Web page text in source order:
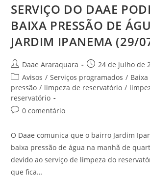
SERVIÇO DO DAAE
BAIXA PRESSÃO DE
JARDIM IPANEMA (29/
Daae Araraquara
24 de julho de
Avisos / Serviços programados / Baixa
pressão / limpeza de reservatório /
reservatório
0 comentário
O Daae comunica que o bairro Jardim
baixa pressão de água na manhã de
devido ao serviço de limpeza do
que fica…